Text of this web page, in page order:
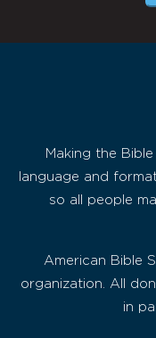
Making the
language and
so all people
American Bible
organization. All
in